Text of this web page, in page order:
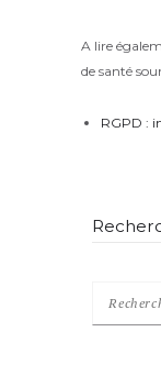
A lire
de santé
RGPD :